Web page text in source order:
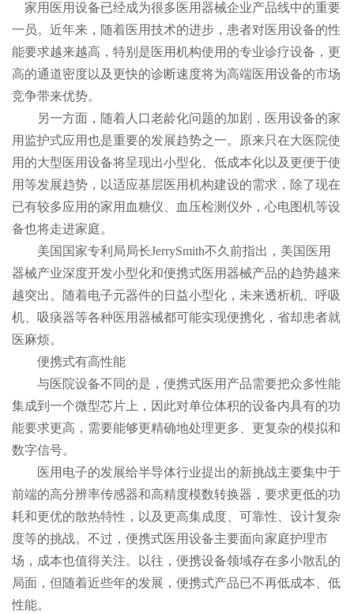
家用医用设备已经成为很多医用器械企业产品线中的重要
一员。近年来，随着医用技术的进步，患者对医用设备的性
能要求越来越高，特别是医用机构使用的专业诊疗设备，更
高的通道密度以及更快的诊断速度将为高端医用设备的市场
竞争带来优势。
另一方面，随着人口老龄化问题的加剧，医用设备的家
用监护式应用也是重要的发展趋势之一。原来只在大医院使
用的大型医用设备将呈现出小型化、低成本化以及更便于使
用等发展趋势，以适应基层医用机构建设的需求，除了现在
已有较多应用的家用血糖仪、血压检测仪外，心电图机等设
备也将走进家庭。
美国国家专利局局长JerrySmith不久前指出，美国医用
器械产业深度开发小型化和便携式医用器械产品的趋势越来
越突出。随着电子元器件的日益小型化，未来透析机、呼吸
机、吸痰器等各种医用器械都可能实现便携化，省却患者就
医麻烦。
便携式有高性能
与医院设备不同的是，便携式医用产品需要把众多性能
集成到一个微型芯片上，因此对单位体积的设备内具有的功
能要求更高，需要能够更精确地处理更多、更复杂的模拟和
数字信号。
医用电子的发展给半导体行业提出的新挑战主要集中于
前端的高分辨率传感器和高精度模数转换器，要求更低的功
耗和更优的散热特性，以及更高集成度、可靠性、设计复杂
度等的挑战。不过，便携式医用设备主要面向家庭护理市
场，成本也值得关注。以往，便携设备领域存在多小散乱的
局面，但随着近些年的发展，便携式产品已不再低成本、低
性能。